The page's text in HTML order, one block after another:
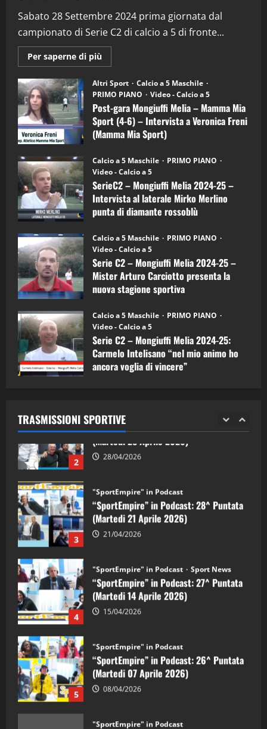
Sabato 28 Settembre 2024 prima giornata dal
campionato di Serie C2 di calcio a 5 di fronte...
Per saperne di più
informazioni
Post-
gara
Mongiuffi
Melia
–
Mamma
Mia
Sport
6)
–
Intervista
a
mister
Arturo
Carciotto
(Mongiuffi
Altri Sport
Calcio a 5 Maschile
PRIMO PIANO
Video - Calcio a 5
Post-gara Mongiuffi Melia – Mamma Mia
Sport (4-6) – Intervista a Veronica Freni
(Mamma Mia Sport)
Calcio a 5 Maschile
PRIMO PIANO
Video - Calcio a 5
SerieC2 – Mongiuffi Melia 2024-25 –
Intervista al laterale Mirko Merlino
punta di diamante rossoblù
Calcio a 5 Maschile
PRIMO PIANO
Video - Calcio a 5
Serie C2 – Mongiuffi Melia 2024-25 –
Mister Arturo Carciotto presenta la
nuova stagione sportiva
Calcio a 5 Maschile
PRIMO PIANO
Video - Calcio a 5
Serie C2 – Mongiuffi Melia 2024-25:
Carmelo Intelisano “nel mio animo ho
ancora voglia di vincere”
TRASMISSIONI SPORTIVE
2
“SportEmpire” in Podcast: 29^ Puntata
(Martedi 28 Aprile 2026)
28/04/2026
3
"SportEmpire" in Podcast
“SportEmpire” in Podcast: 28^ Puntata
(Martedi 21 Aprile 2026)
21/04/2026
4
“SportEmpire” in Podcast: 27^ Puntata
(Martedi 14 Aprile 2026)
15/04/2026
5
“SportEmpire” in Podcast: 26^ Puntata
(Martedi 07 Aprile 2026)
08/04/2026
1
“SportEmpire” in Podcast: 30^ Puntata
(Martedi 05 Maggio 2026)
08/05/2026
2 28/04/2026
3
"SportEmpire" in Podcast
21/04/2026
4
"SportEmpire" in Podcast
15/04/2026
5
"SportEmpire" in Podcast
08/04/2026
"SportEmpire" in Podcast